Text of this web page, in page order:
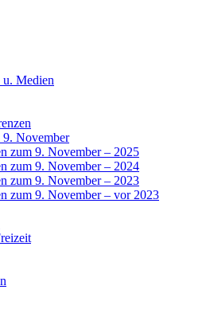
u. Medien
9. November
zum 9. November – 2025
zum 9. November – 2024
zum 9. November – 2023
zum 9. November – vor 2023